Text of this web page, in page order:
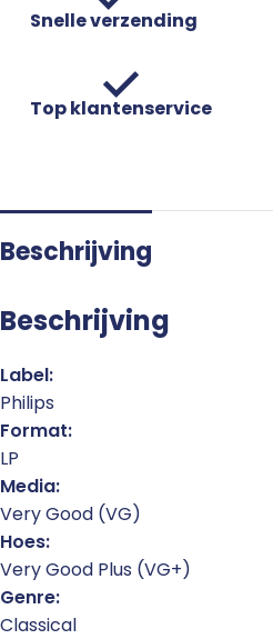
Snelle verzending
Top klantenservice
Beschrijving
Beschrijving
Label:
Philips
Format:
LP
Media:
Very Good (VG)
Hoes:
Very Good Plus (VG+)
Genre:
Classical